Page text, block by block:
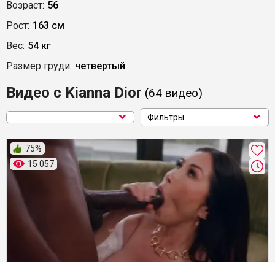
Возраст: 56
Рост: 163 см
Вес: 54 кг
Размер груди: четвертый
Видео с Kianna Dior (64 видео)
Фильтры
15 057
75%